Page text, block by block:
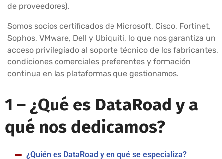
de proveedores).
Somos socios certificados de Microsoft, Cisco, Fortinet,
Sophos, VMware, Dell y Ubiquiti, lo que nos garantiza un
acceso privilegiado al soporte técnico de los fabricantes,
condiciones comerciales preferentes y formación
continua en las plataformas que gestionamos.
1 – ¿Qué es DataRoad y a
qué nos dedicamos?
¿Quién es DataRoad y en qué se especializa?